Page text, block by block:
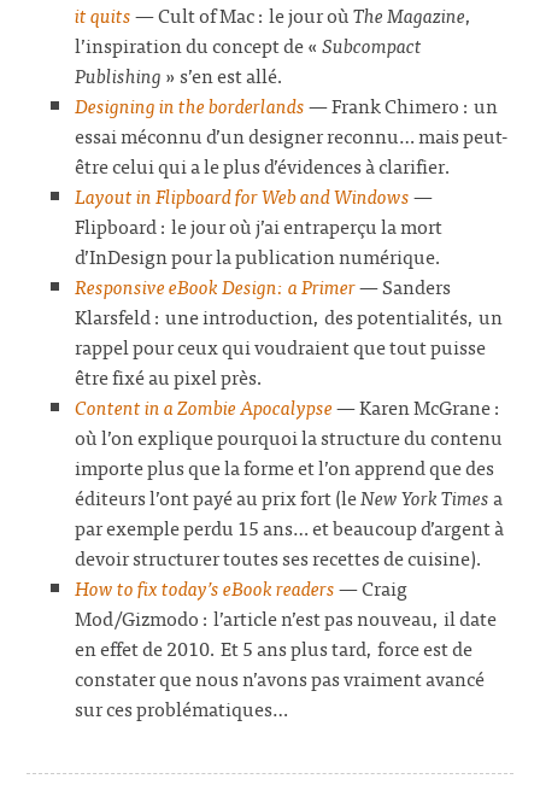
it quits— Cult of Mac : le jour oùThe Magazine,
l’inspiration du concept de «Subcompact
Publishing» s’en est allé.
Designing in the borderlands— Frank Chimero : un
essai méconnu d’un designer reconnu… mais peut-
être celui qui a le plus d’évidences à clarifier.
Layout in Flipboard for Web and Windows—
Flipboard : le jour où j’ai entraperçu la mort
d’InDesign pour la publication numérique.
Responsive eBook Design: a Primer— Sanders
Klarsfeld : une introduction, des potentialités, un
rappel pour ceux qui voudraient que tout puisse
être fixé au pixel près.
Content in a Zombie Apocalypse— Karen McGrane :
où l’on explique pourquoi la structure du contenu
importe plus que la forme et l’on apprend que des
éditeurs l’ont payé au prix fort (leNew York Timesa
par exemple perdu 15 ans… et beaucoup d’argent à
devoir structurer toutes ses recettes de cuisine).
How to fix today’s eBook readers— Craig
Mod/Gizmodo : l’article n’est pas nouveau, il date
en effet de 2010. Et 5 ans plus tard, force est de
constater que nous n’avons pas vraiment avancé
sur ces problématiques…